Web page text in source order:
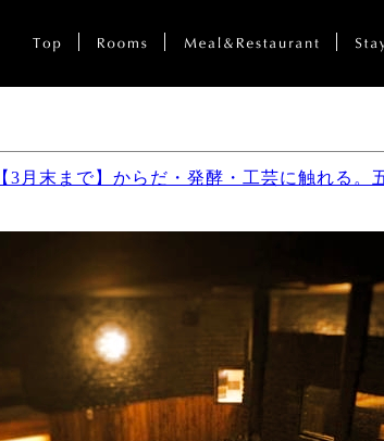
【3月末まで】からだ・発酵・工芸に触れる